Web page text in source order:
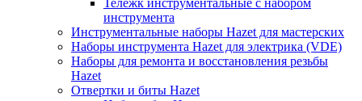
Тележк инструментальные с набором
инструмента
Инструментальные наборы Hazet для мастерских
Наборы инструмента Hazet для электрика (VDE)
Наборы для ремонта и восстановления резьбы
Hazet
Отвертки и биты Hazet